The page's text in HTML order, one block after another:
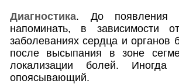
Диагностика. До появления
напоминать, в зависимости
заболеваниях сердца и органов
после высыпания в зоне
локализации болей. Иногда
опоясывающий.